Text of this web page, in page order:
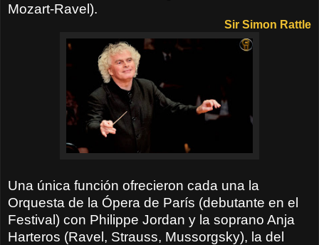
Mozart-Ravel).
Sir Simon Rattle
Una única función ofrecieron cada una la
Orquesta de la Ópera de París (debutante en el
Festival) con Philippe Jordan y la soprano Anja
Harteros (Ravel, Strauss, Mussorgsky), la del